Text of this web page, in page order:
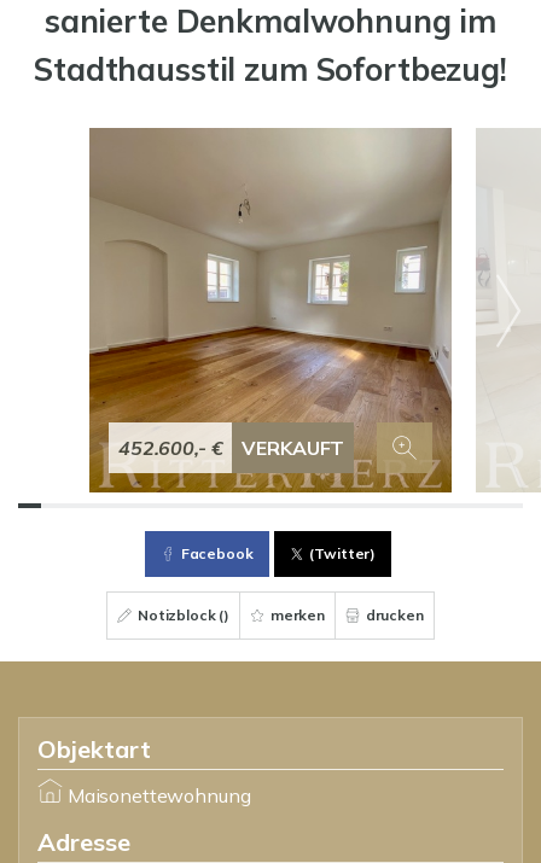
sanierte Denkmalwohnung im
Stadthausstil zum Sofortbezug!
452.600,- € VERKAUFT
Facebook (Twitter)
Notizblock () merken drucken
Objektart
Maisonettewohnung
Adresse